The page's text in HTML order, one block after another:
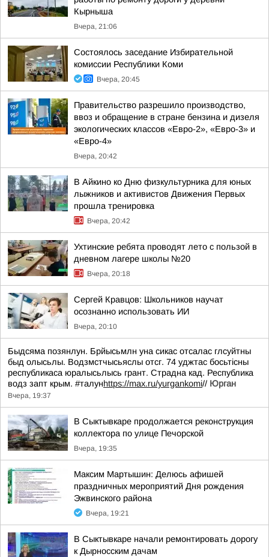
Кырныша
Вчера, 21:06
Состоялось заседание Избирательной
комиссии Республики Коми
Вчера, 20:45
Правительство разрешило производство,
ввоз и обращение в стране бензина и дизеля
экологических классов «Евро-2», «Евро-3» и
«Евро-4»
Вчера, 20:42
В Айкино ко Дню физкультурника для юных
лыжников и активистов Движения Первых
прошла тренировка
Вчера, 20:42
Ухтинские ребята проводят лето с пользой в
дневном лагере школы №20
Вчера, 20:18
Сергей Кравцов: Школьников научат
осознанно использовать ИИ
Вчера, 20:10
Быдсяма позянлун. Брйысьмлн уна сикас отсалас глсуйтны
быд олысьлы. Водзмстчысьяслы отсг. 74 уджтас босьтiсны
республикаса юралысьлысь грант. Страдна кад. Республика
водз запт крым. #талунhttps://max.ru/yurgankomi// Юрган
Вчера, 19:37
В Сыктывкаре продолжается реконструкция
коллектора по улице Печорской
Вчера, 19:35
Максим Мартышин: Делюсь афишей
праздничных мероприятий Дня рождения
Эжвинского района
Вчера, 19:21
В Сыктывкаре начали ремонтировать дорогу
к Дырносским дачам